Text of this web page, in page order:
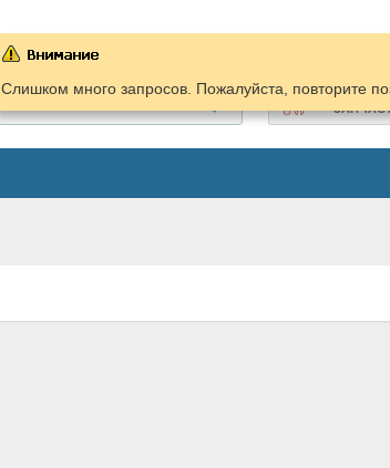
Слишком много запросов. Пожалуйста, повторите